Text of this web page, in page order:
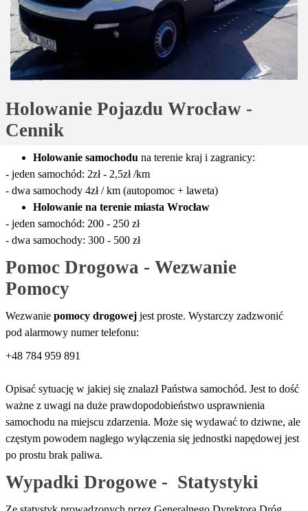
Holowanie Pojazdu Wrocław -
Cennik
Holowanie samochodu na terenie kraj i zagranicy:
- jeden samochód: 2zł - 2,5zł /km
- dwa samochody 4zł / km (autopomoc + laweta)
Holowanie na terenie miasta Wrocław
- jeden samochód: 200 - 250 zł
- dwa samochody: 300 - 500 zł
Pomoc Drogowa - Wezwanie
Pomocy
Wezwanie pomocy drogowej jest proste. Wystarczy zadzwonić
pod alarmowy numer telefonu:
+48 784 959 891
Opisać sytuację w jakiej się znalazł Państwa samochód. Jest to dość
ważne z uwagi na duże prawdopodobieństwo usprawnienia
samochodu na miejscu zdarzenia. Może się wydawać to dziwne, ale
częstym powodem nagłego wyłączenia się jednostki napędowej jest
po prostu brak paliwa.
Wypadki Drogowe -  Statystyki